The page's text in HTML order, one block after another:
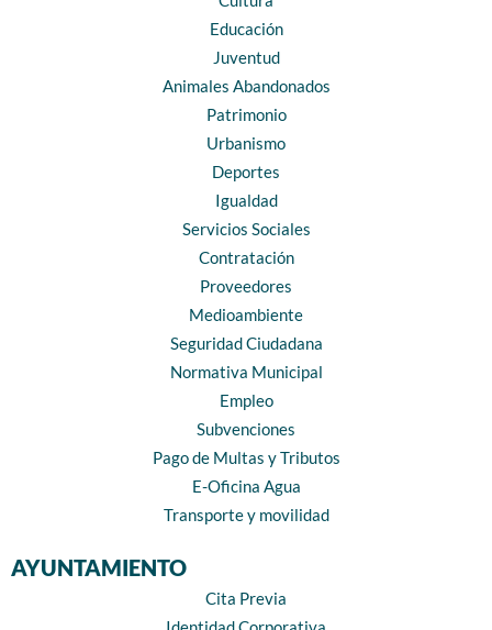
Educación
Juventud
Animales Abandonados
Patrimonio
Urbanismo
Deportes
Igualdad
Servicios Sociales
Contratación
Proveedores
Medioambiente
Seguridad Ciudadana
Normativa Municipal
Empleo
Subvenciones
Pago de Multas y Tributos
E-Oficina Agua
Transporte y movilidad
AYUNTAMIENTO
Cita Previa